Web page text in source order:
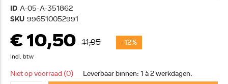
ID A-05-A-351862
SKU 996510052991
€ 10,50 11,95 -12%
Incl. btw
Niet op voorraad (0) Leverbaar binnen: 1 à 2 werkdagen.